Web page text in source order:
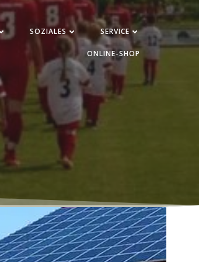
SOZIALES SERVICE
ONLINE-SHOP